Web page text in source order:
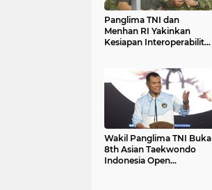
Panglima TNI dan
Menhan RI Yakinkan
Kesiapan Interoperabilitas
Wakil Panglima TNI Buka
8th Asian Taekwondo
Indonesia Open